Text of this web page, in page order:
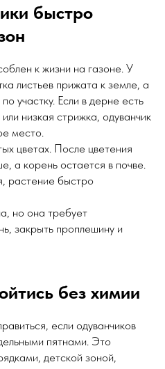
быстро
к жизни на газоне. У
листьев прижата к земле, а
участку. Если в дерне есть
низкая стрижка, одуванчик
место.
цветах. После цветения
а корень остается в почве.
растение быстро
но она требует
закрыть проплешину и
без химии
если одуванчиков
пятнами. Это
детской зоной,